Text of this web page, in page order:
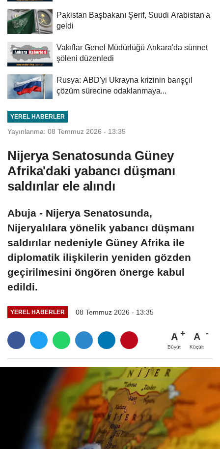
Pakistan Başbakanı Şerif, Suudi Arabistan'a
geldi
Vakıflar Genel Müdürlüğü Ankara'da sünnet
şöleni düzenledi
Rusya: ABD'yi Ukrayna krizinin barışçıl
çözüm sürecine odaklanmaya...
YEREL HABERLER
Yayınlanma: 08 Temmuz 2026 - 13:35
Nijerya Senatosunda Güney
Afrika'daki yabancı düşmanı
saldırılar ele alındı
Abuja - Nijerya Senatosunda,
Nijeryalılara yönelik yabancı düşmanı
saldırılar nedeniyle Güney Afrika ile
diplomatik ilişkilerin yeniden gözden
geçirilmesini öngören önerge kabul
edildi.
YEREL HABERLER 08 Temmuz 2026 - 13:35
A
Büyüt
A
Küçült